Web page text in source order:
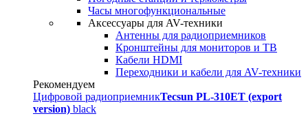
Часы многофункциональные
Аксессуары для AV-техники
Антенны для радиоприемников
Кронштейны для мониторов и ТВ
Кабели HDMI
Переходники и кабели для AV-техники
Рекомендуем
Цифровой радиоприемникTecsun PL-310ET (export
version) black